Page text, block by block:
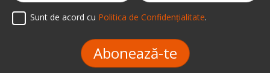
Sunt de acord cu Politica de Confidențialitate.
Abonează-te